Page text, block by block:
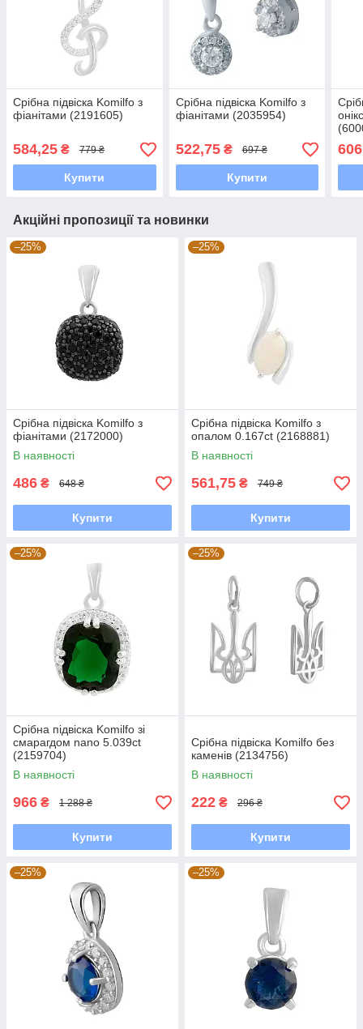
Срібна підвіска Komilfo з
фіанітами (2191605)
584,25 ₴ 779 ₴
Купити
Срібна підвіска Komilfo з
фіанітами (2035954)
522,75₴ 697 ₴
Купити
Акційні пропозиції та новинки
–25%
Срібна підвіска Komilfo з
фіанітами (2172000)
В наявності
486 ₴ 648 ₴
Купити
–25%
Срібна підвіска Komilfo з
опалом 0.167ct (2168881)
В наявності
561,75 ₴ 749 ₴
Купити
–25%
Срібна підвіска Komilfo зі
смарагдом nano 5.039ct
(2159704)
В наявності
966 ₴ 1 288 ₴
Купити
–25%
Срібна підвіска Komilfo без
каменів (2134756)
В наявності
222 ₴ 296 ₴
Купити
–25% –25%